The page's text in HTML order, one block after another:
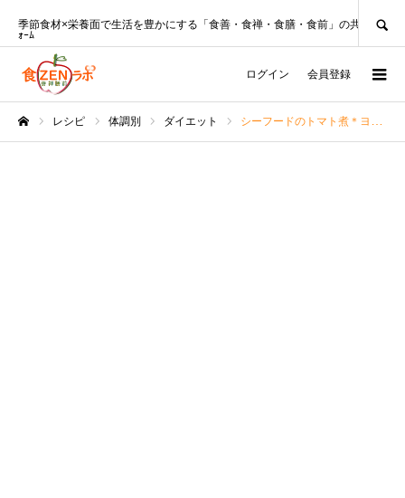
季節食材×栄養面で生活を豊かにする「食善・食禅・食膳・食前」の共創ﾌﾟﾗｯﾄﾌ
ｫｰﾑ
ログイン 会員登録
レシピ 体調別 ダイエット シーフードのトマト煮＊ヨーグルト仕立て【みんなのレシピ】